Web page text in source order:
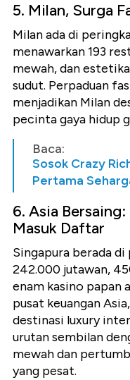
5. Milan, Surga
Milan ada di
menawarkan 193
mewah, dan
sudut. Perpaduan
menjadikan Milan
pecinta gaya hidup
Baca:
Sosok Crazy
Pertama
6. Asia
Masuk Daftar
Singapura berada
242.000 jutawan,
enam kasino papan
pusat keuangan
destinasi luxury
urutan sembilan
mewah dan
yang pesat.